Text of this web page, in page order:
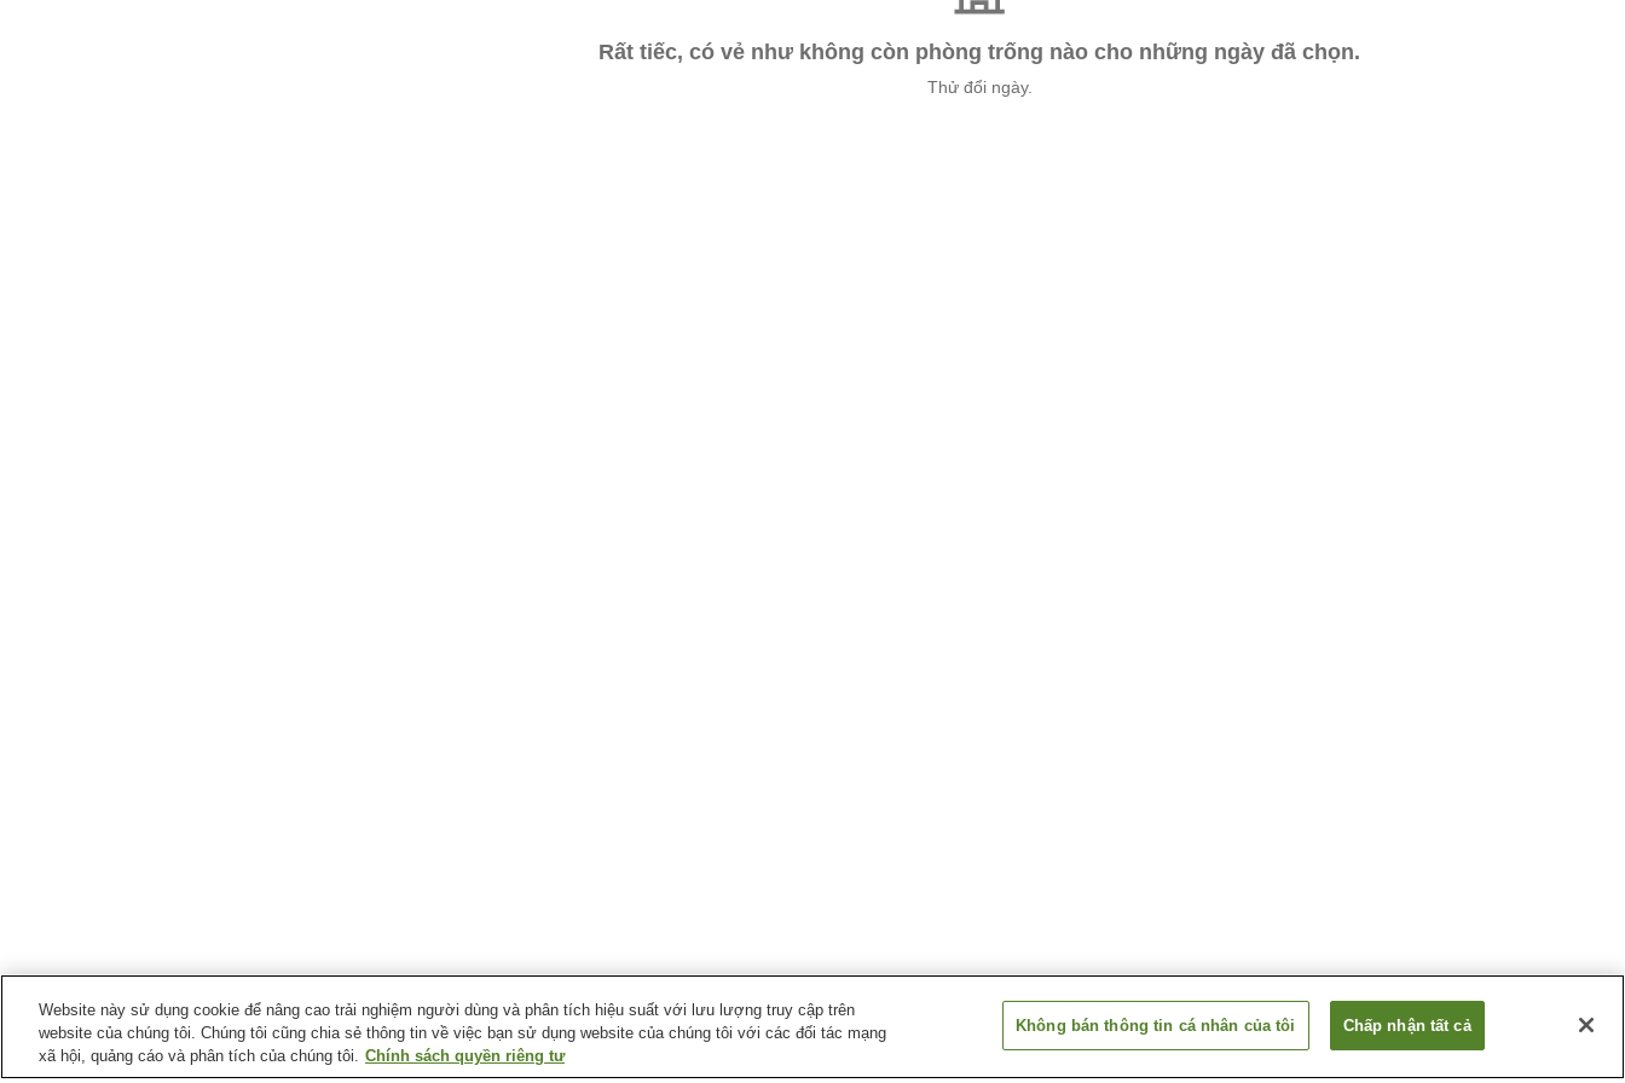
Rất tiếc, có vẻ như không còn phòng trống nào cho những ngày đã chọn.
Thử đổi ngày.
Ga xe lửa tại Thành phố Inazawa
Website này sử dụng cookie để nâng cao trải nghiệm người dùng và phân tích hiệu suất với lưu lượng truy cập trên
website của chúng tôi. Chúng tôi cũng chia sẻ thông tin về việc bạn sử dụng website của chúng tôi với các đối tác mạng
xã hội, quảng cáo và phân tích của chúng tôi. Chính sách quyền riêng tư
Không bán thông tin cá nhân của tôi Chấp nhận tất cả